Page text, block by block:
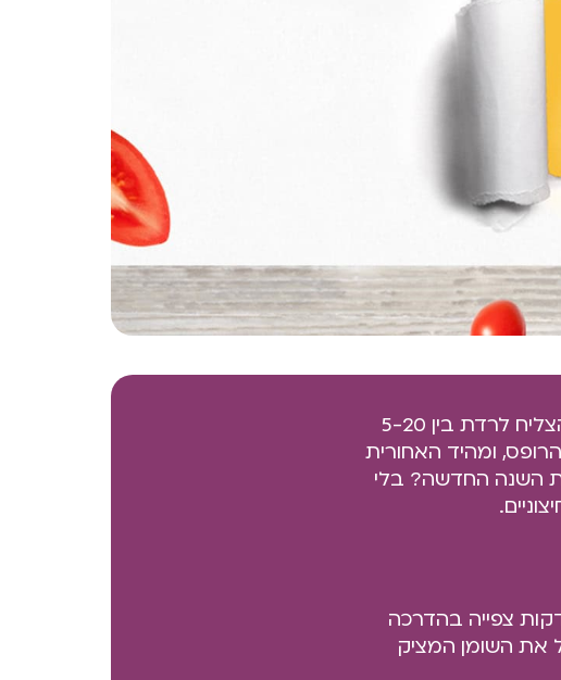
דוח מעמיק ומקיף עם השיטה היחידה שגורמת לכל בחורה להצליח לרדת בין 5-20
ומהיד האחורית
השנה החדשה? בלי
את הדו"ח המחקרי הקצר הזה (5 דקות קריאה+ 20 דקות צפייה בהדרכה
את השומן המציק